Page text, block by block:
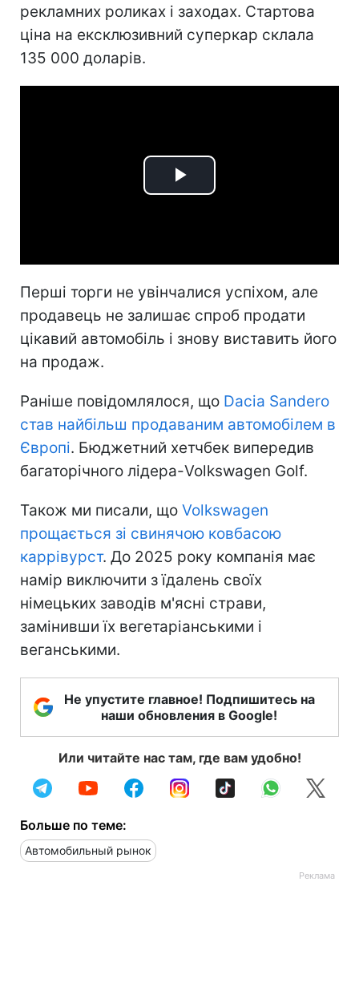
рекламних роликах і заходах. Стартова
ціна на ексклюзивний суперкар склала
135 000 доларів.
Play
Перші торги не увінчалися успіхом, але
продавець не залишає спроб продати
цікавий автомобіль і знову виставить його
на продаж.
Раніше повідомлялося, що Dacia Sandero
став найбільш продаваним автомобілем в
Європі. Бюджетний хетчбек випередив
багаторічного лідера-Volkswagen Golf.
Також ми писали, що Volkswagen
прощається зі свинячою ковбасою
каррівурст. До 2025 року компанія має
намір виключити з їдалень своїх
німецьких заводів м'ясні страви,
замінивши їх вегетаріанськими і
веганськими.
Не упустите главное! Подпишитесь на
наши обновления в Google!
Или читайте нас там, где вам удобно!
Больше по теме:
Автомобильный рынок